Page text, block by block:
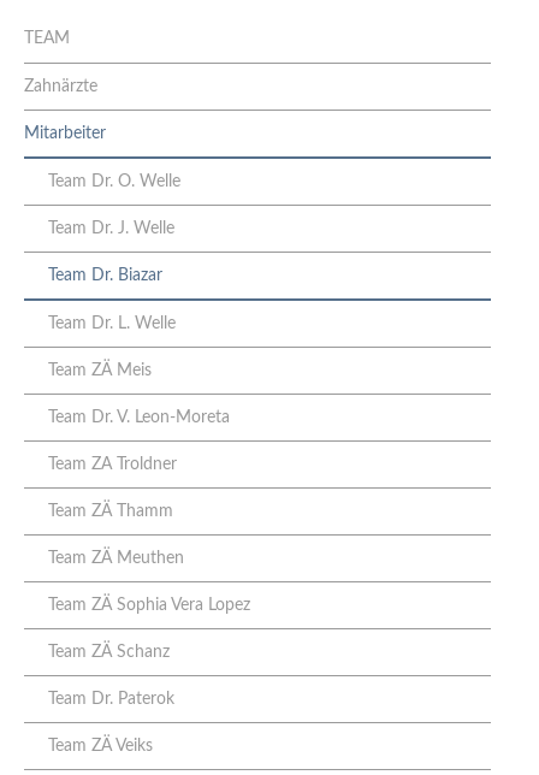
TEAM
Zahnärzte
Mitarbeiter
Team Dr. O. Welle
Team Dr. J. Welle
Team Dr. Biazar
Team Dr. L. Welle
Team ZÄ Meis
Team Dr. V. Leon-Moreta
Team ZA Troldner
Team ZÄ Thamm
Team ZÄ Meuthen
Team ZÄ Sophia Vera Lopez
Team ZÄ Schanz
Team Dr. Paterok
Team ZÄ Veiks